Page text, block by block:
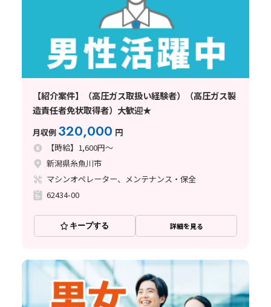
【紹介案件】（高圧ガス取扱い経験者）（高圧ガス製
造責任者免状取得者）大歓迎★
月収例 320,000 円
【時給】1,600円～
新潟県糸魚川市
マシンオペレーター、メンテナンス・保全
62434-00
キープする 詳細を見る